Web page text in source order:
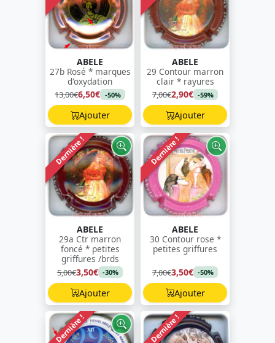
ABELE
27b Rosé * marques
d'oxydation
13,00€6,50€ -50%
Ajouter
ABELE
29 Contour marron
clair * rayures
7,00€2,90€ -59%
Ajouter
Dernière !
ABELE
29a Ctr marron
foncé * petites
griffures /brds
5,00€3,50€ -30%
Ajouter
Dernière !
ABELE
30 Contour rose *
petites griffures
7,00€3,50€ -50%
Ajouter
Dernière ! Dernière !